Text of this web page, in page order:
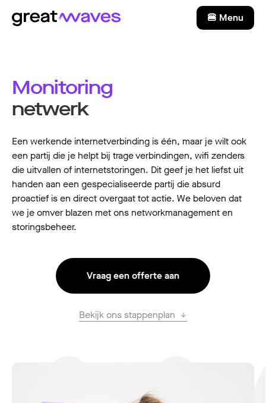
🍔 Menu
Monitoring
netwerk
Een werkende internetverbinding is één, maar je wilt ook
een partij die je helpt bij trage verbindingen, wifi zenders
die uitvallen of internetstoringen. Dit geef je het liefst uit
handen aan een gespecialiseerde partij die absurd
proactief is en direct overgaat tot actie. We beloven dat
we je omver blazen met ons networkmanagement en
storingsbeheer.
Vraag een offerte aan
Bekijk ons stappenplan